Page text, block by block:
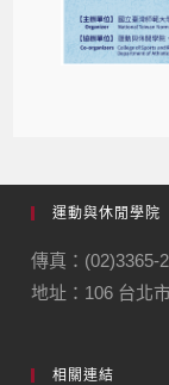
運動與休閒學院
傳真：(02)3365-
地址：106 台北
相關連結